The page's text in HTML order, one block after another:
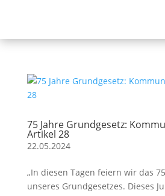
75 Jahre Grundgesetz:
Artikel 28
22.05.2024
„In diesen Tagen feiern wir das
unseres Grundgesetzes. Dieses